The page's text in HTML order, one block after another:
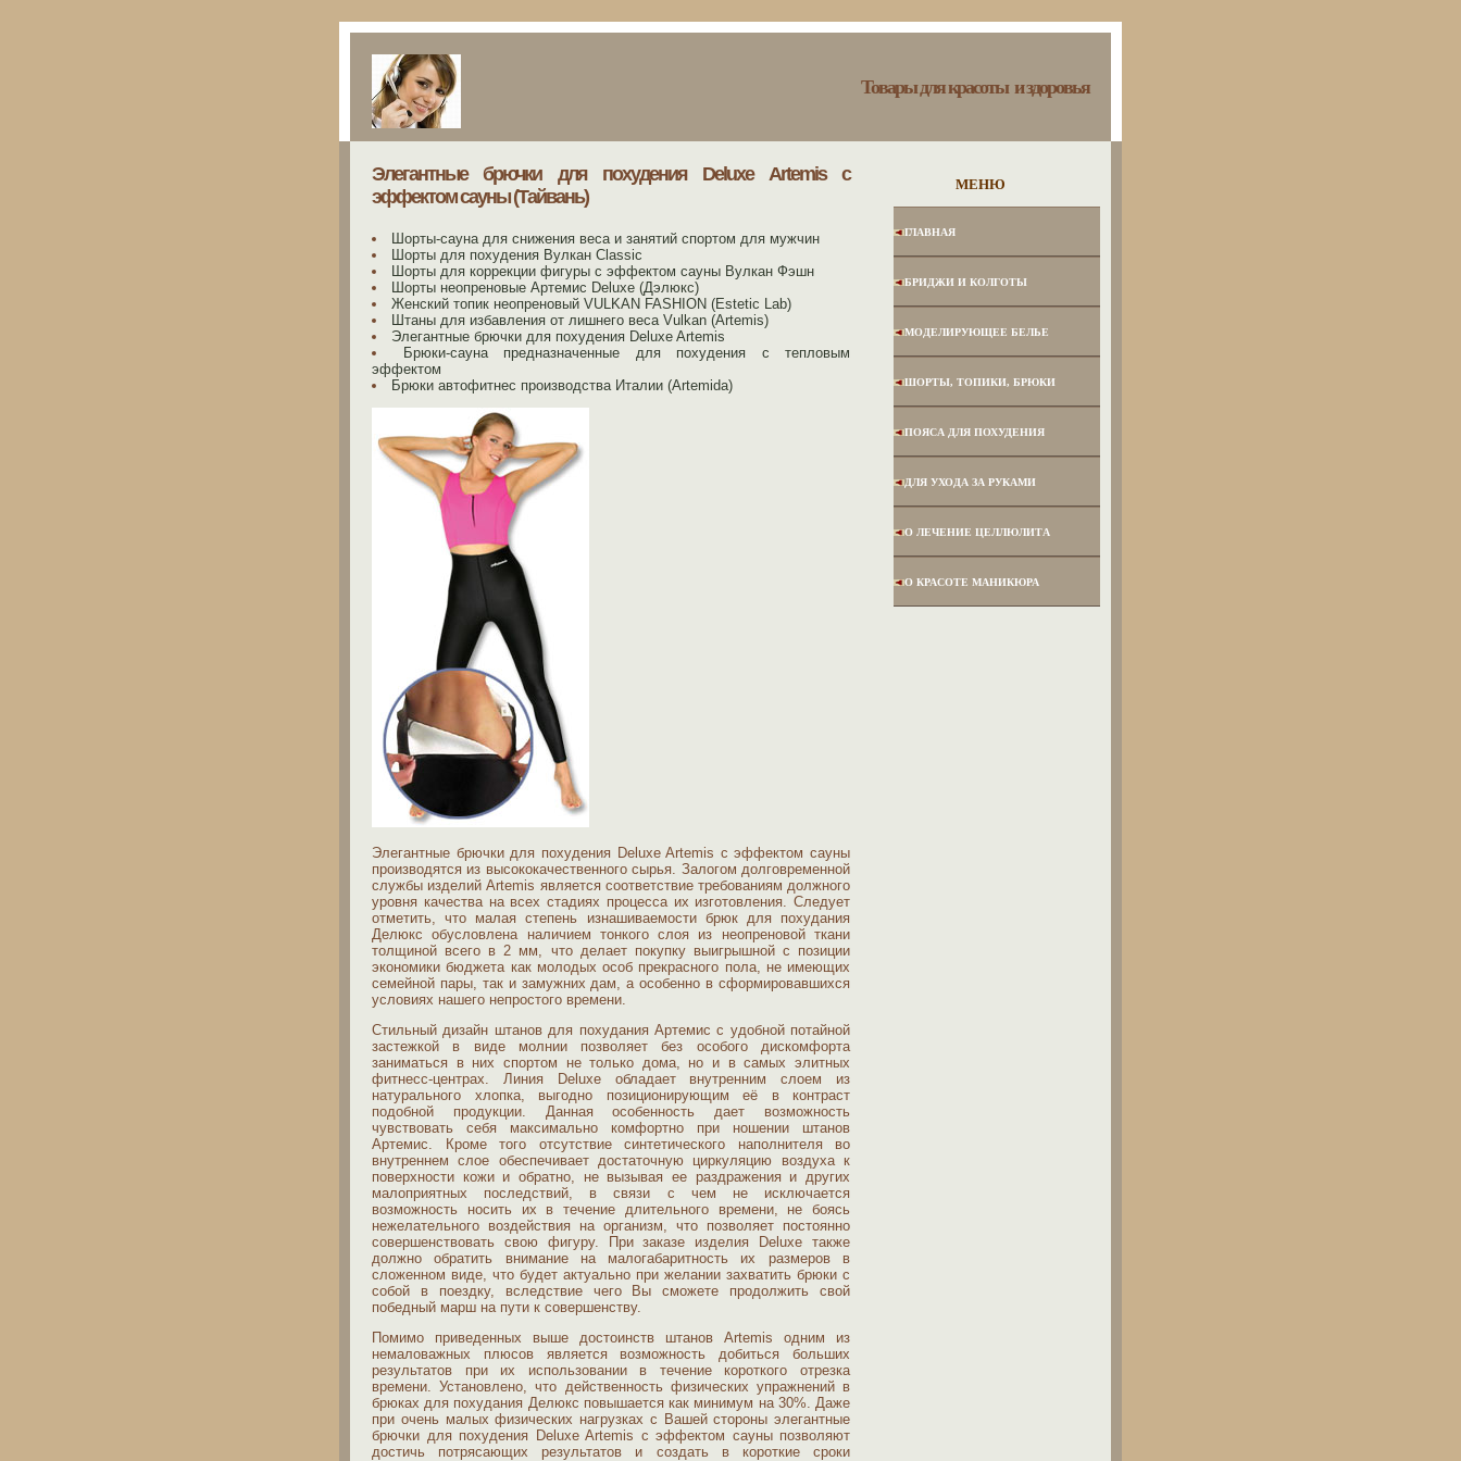
Товары для красоты и здоровья
МЕНЮ
ГЛАВНАЯ
БРИДЖИ И КОЛГОТЫ
МОДЕЛИРУЮЩЕЕ БЕЛЬЕ
ШОРТЫ, ТОПИКИ, БРЮКИ
ПОЯСА ДЛЯ ПОХУДЕНИЯ
ДЛЯ УХОДА ЗА РУКАМИ
О ЛЕЧЕНИЕ ЦЕЛЛЮЛИТА
О КРАСОТЕ МАНИКЮРА
Элегантные брючки для похудения Deluxe Artemis с
эффектом сауны (Тайвань)
Шорты-сауна для снижения веса и занятий спортом для мужчин
Шорты для похудения Вулкан Classic
Шорты для коррекции фигуры с эффектом сауны Вулкан Фэшн
Шорты неопреновые Артемис Deluxe (Дэлюкс)
Женский топик неопреновый VULKAN FASHION (Estetic Lab)
Штаны для избавления от лишнего веса Vulkan (Artemis)
Элегантные брючки для похудения Deluxe Artemis
Брюки-сауна предназначенные для похудения с тепловым
эффектом
Брюки автофитнес производства Италии (Artemida)
Элегантные брючки для похудения Deluxe Artemis с эффектом сауны
производятся из высококачественного сырья. Залогом долговременной
службы изделий Artemis является соответствие требованиям должного
уровня качества на всех стадиях процесса их изготовления. Следует
отметить, что малая степень изнашиваемости брюк для похудания
Делюкс обусловлена наличием тонкого слоя из неопреновой ткани
толщиной всего в 2 мм, что делает покупку выигрышной с позиции
экономики бюджета как молодых особ прекрасного пола, не имеющих
семейной пары, так и замужних дам, а особенно в сформировавшихся
условиях нашего непростого времени.
Стильный дизайн штанов для похудания Артемис с удобной потайной
застежкой в виде молнии позволяет без особого дискомфорта
заниматься в них спортом не только дома, но и в самых элитных
фитнесс-центрах. Линия Deluxe обладает внутренним слоем из
натурального хлопка, выгодно позиционирующим её в контраст
подобной продукции. Данная особенность дает возможность
чувствовать себя максимально комфортно при ношении штанов
Артемис. Кроме того отсутствие синтетического наполнителя во
внутреннем слое обеспечивает достаточную циркуляцию воздуха к
поверхности кожи и обратно, не вызывая ее раздражения и других
малоприятных последствий, в связи с чем не исключается
возможность носить их в течение длительного времени, не боясь
нежелательного воздействия на организм, что позволяет постоянно
совершенствовать свою фигуру. При заказе изделия Deluxe также
должно обратить внимание на малогабаритность их размеров в
сложенном виде, что будет актуально при желании захватить брюки с
собой в поездку, вследствие чего Вы сможете продолжить свой
победный марш на пути к совершенству.
Помимо приведенных выше достоинств штанов Artemis одним из
немаловажных плюсов является возможность добиться больших
результатов при их использовании в течение короткого отрезка
времени. Установлено, что действенность физических упражнений в
брюках для похудания Делюкс повышается как минимум на 30%. Даже
при очень малых физических нагрузках с Вашей стороны элегантные
брючки для похудения Deluxe Artemis с эффектом сауны позволяют
достичь потрясающих результатов и создать в короткие сроки